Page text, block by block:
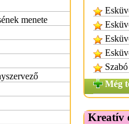
menete
Még
Kreatív